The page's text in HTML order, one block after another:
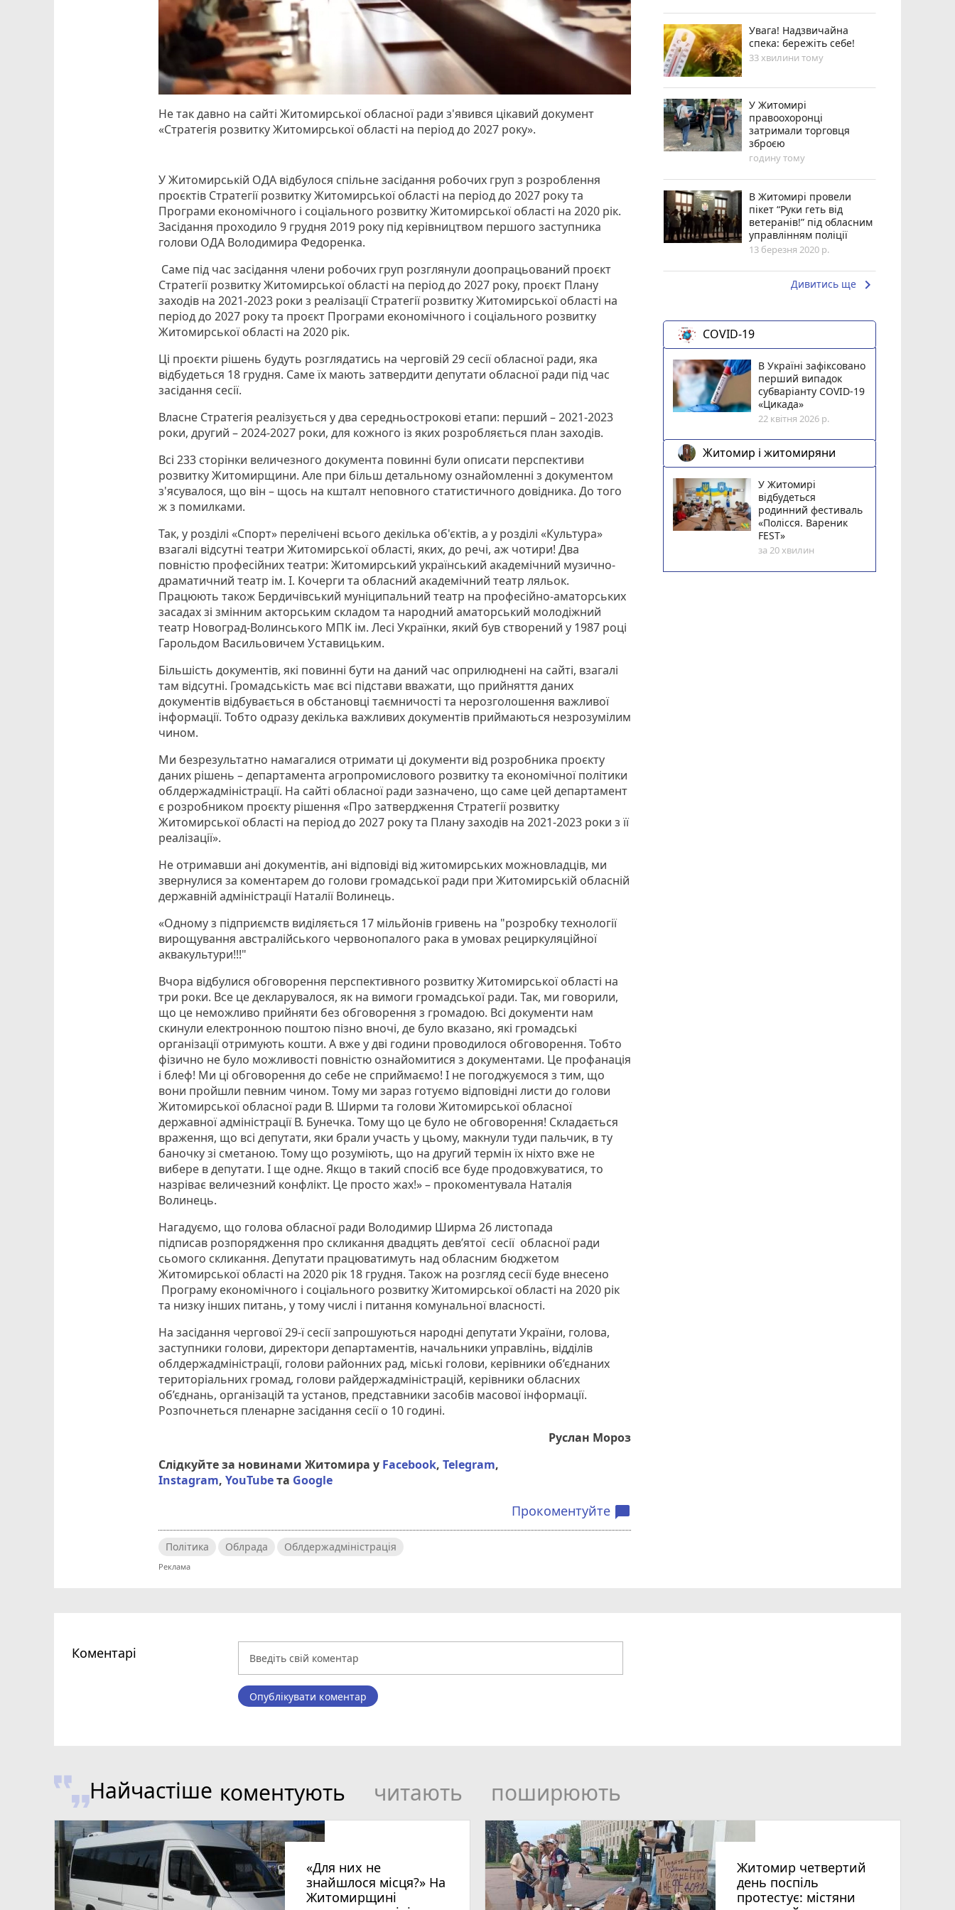
Не так давно на сайті Житомирської обласної ради з'явився цікавий документ
«Стратегія розвитку Житомирської області на період до 2027 року».
У Житомирській ОДА відбулося спільне засідання робочих груп з розроблення
проєктів Стратегії розвитку Житомирської області на період до 2027 року та
Програми економічного і соціального розвитку Житомирської області на 2020 рік.
Засідання проходило 9 грудня 2019 року під керівництвом першого заступника
голови ОДА Володимира Федоренка.
Саме під час засідання члени робочих груп розглянули доопрацьований проєкт
Стратегії розвитку Житомирської області на період до 2027 року, проєкт Плану
заходів на 2021-2023 роки з реалізації Стратегії розвитку Житомирської області на
період до 2027 року та проєкт Програми економічного і соціального розвитку
Житомирської області на 2020 рік.
Ці проєкти рішень будуть розглядатись на черговій 29 сесії обласної ради, яка
відбудеться 18 грудня. Саме їх мають затвердити депутати обласної ради під час
засідання сесії.
Власне Стратегія реалізується у два середньострокові етапи: перший – 2021-2023
роки, другий – 2024-2027 роки, для кожного із яких розробляється план заходів.
Всі 233 сторінки величезного документа повинні були описати перспективи
розвитку Житомирщини. Але при більш детальному ознайомленні з документом
з'ясувалося, що він – щось на кшталт неповного статистичного довідника. До того
ж з помилками.
Так, у розділі «Спорт» перелічені всього декілька об'єктів, а у розділі «Культура»
взагалі відсутні театри Житомирської області, яких, до речі, аж чотири! Два
повністю професійних театри: Житомирський український академічний музично-
драматичний театр ім. І. Кочерги та обласний академічний театр ляльок.
Працюють також Бердичівський муніципальний театр на професійно-аматорських
засадах зі змінним акторським складом та народний аматорський молодіжний
театр Новоград-Волинського МПК ім. Лесі Українки, який був створений у 1987 році
Гарольдом Васильовичем Уставицьким.
Більшість документів, які повинні бути на даний час оприлюднені на сайті, взагалі
там відсутні. Громадськість має всі підстави вважати, що прийняття даних
документів відбувається в обстановці таємничості та нерозголошення важливої
інформації. Тобто одразу декілька важливих документів приймаються незрозумілим
чином.
Ми безрезультатно намагалися отримати ці документи від розробника проєкту
даних рішень – департамента агропромислового розвитку та економічної політики
облдержадміністрації. На сайті обласної ради зазначено, що саме цей департамент
є розробником проєкту рішення «Про затвердження Стратегії розвитку
Житомирської області на період до 2027 року та Плану заходів на 2021-2023 роки з її
реалізації».
Не отримавши ані документів, ані відповіді від житомирських можновладців, ми
звернулися за коментарем до голови громадської ради при Житомирській обласній
державній адміністрації Наталії Волинець.
«Одному з підприємств виділяється 17 мільйонів гривень на "розробку технології
вирощування австралійського червонопалого рака в умовах рециркуляційної
аквакультури!!!"
Вчора відбулися обговорення перспективного розвитку Житомирської області на
три роки. Все це декларувалося, як на вимоги громадської ради. Так, ми говорили,
що це неможливо прийняти без обговорення з громадою. Всі документи нам
скинули електронною поштою пізно вночі, де було вказано, які громадські
організації отримують кошти. А вже у дві години проводилося обговорення. Тобто
фізично не було можливості повністю ознайомитися з документами. Це профанація
і блеф! Ми ці обговорення до себе не сприймаємо! І не погоджуємося з тим, що
вони пройшли певним чином. Тому ми зараз готуємо відповідні листи до голови
Житомирської обласної ради В. Ширми та голови Житомирської обласної
державної адміністрації В. Бунечка. Тому що це було не обговорення! Складається
враження, що всі депутати, яки брали участь у цьому, макнули туди пальчик, в ту
баночку зі сметаною. Тому що розуміють, що на другий термін їх ніхто вже не
вибере в депутати. І ще одне. Якщо в такий спосіб все буде продовжуватися, то
назріває величезний конфлікт. Це просто жах!» – прокоментувала Наталія
Волинець.
Нагадуємо, що голова обласної ради Володимир Ширма 26 листопада
підписав розпорядження про скликання двадцять дев’ятої сесії обласної ради
сьомого скликання. Депутати працюватимуть над обласним бюджетом
Житомирської області на 2020 рік 18 грудня. Також на розгляд сесії буде внесено
Програму економічного і соціального розвитку Житомирської області на 2020 рік
та низку інших питань, у тому числі і питання комунальної власності.
На засідання чергової 29-ї сесії запрошуються народні депутати України, голова,
заступники голови, директори департаментів, начальники управлінь, відділів
облдержадміністрації, голови районних рад, міські голови, керівники об’єднаних
територіальних громад, голови райдержадміністрацій, керівники обласних
об’єднань, організацій та установ, представники засобів масової інформації.
Розпочнеться пленарне засідання сесії о 10 годині.
Руслан Мороз
Слідкуйте за новинами Житомира у Facebook,Telegram,
Instagram,YouTubeта Google
Прокоментуйте chat_bubble
Політика Облрада Облдержадміністрація
Увага! Надзвичайна
спека: бережіть себе!
33 хвилини тому
У Житомирі
правоохоронці
затримали торговця
зброєю
годину тому
В Житомирі провели
пікет “Руки геть від
ветеранів!” під обласним
управлінням поліції
13 березня 2020 р.
Дивитись ще keyboard_arrow_right
COVID-19
В Україні зафіксовано
перший випадок
субваріанту COVID-19
«Цикада»
22 квітня 2026 р.
Житомир і житомиряни
У Житомирі
відбудеться
родинний фестиваль
«Полісся. Вареник
FEST»
за 20 хвилин
Коментарі
Опублікувати коментар
Найчастіше коментують читають поширюють
«Для них не
знайшлося місця?» На
Житомирщині
Житомир четвертий
день поспіль
протестує: містяни